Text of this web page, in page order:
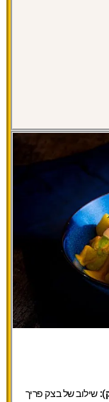
שילוב של בצק פריך